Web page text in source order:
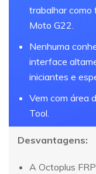
trabalhar como
Moto G22.
Nenhuma
interface
iniciantes e
Vem com área
Tool.
Desvantagens:
A Octoplus